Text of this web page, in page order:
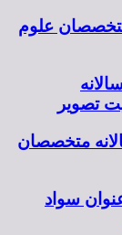
علوم
تصویر
متخصصان
سواد